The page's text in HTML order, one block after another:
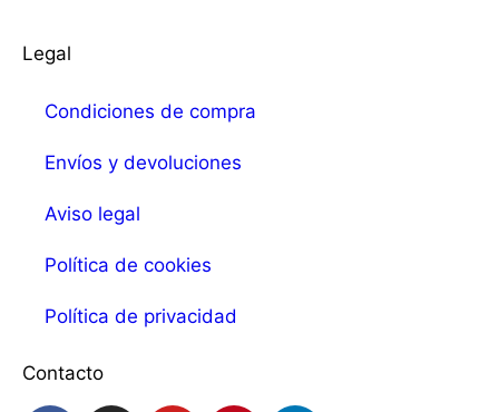
Legal
Condiciones de compra
Envíos y devoluciones
Aviso legal
Política de cookies
Política de privacidad
Contacto